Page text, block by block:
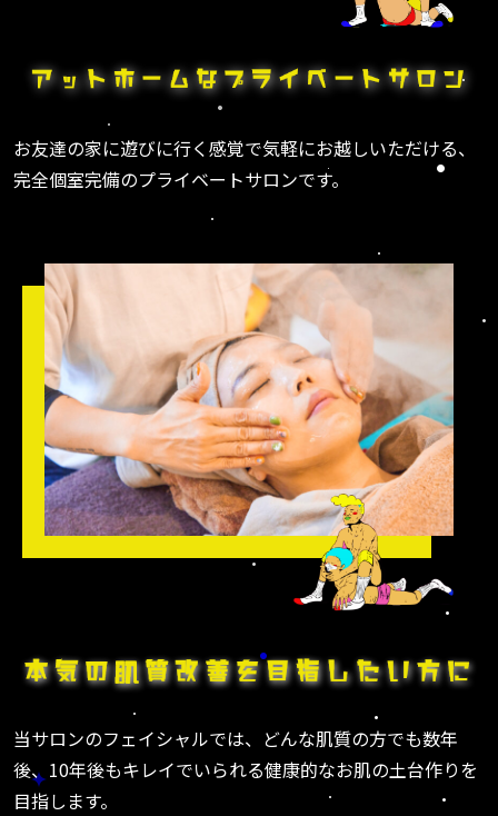
お友達の家に遊びに行く感覚で気軽にお越しいただける、
完全個室完備のプライベートサロンです。
当サロンのフェイシャルでは、どんな肌質の方でも数年
後、10年後もキレイでいられる健康的なお肌の土台作りを
目指します。